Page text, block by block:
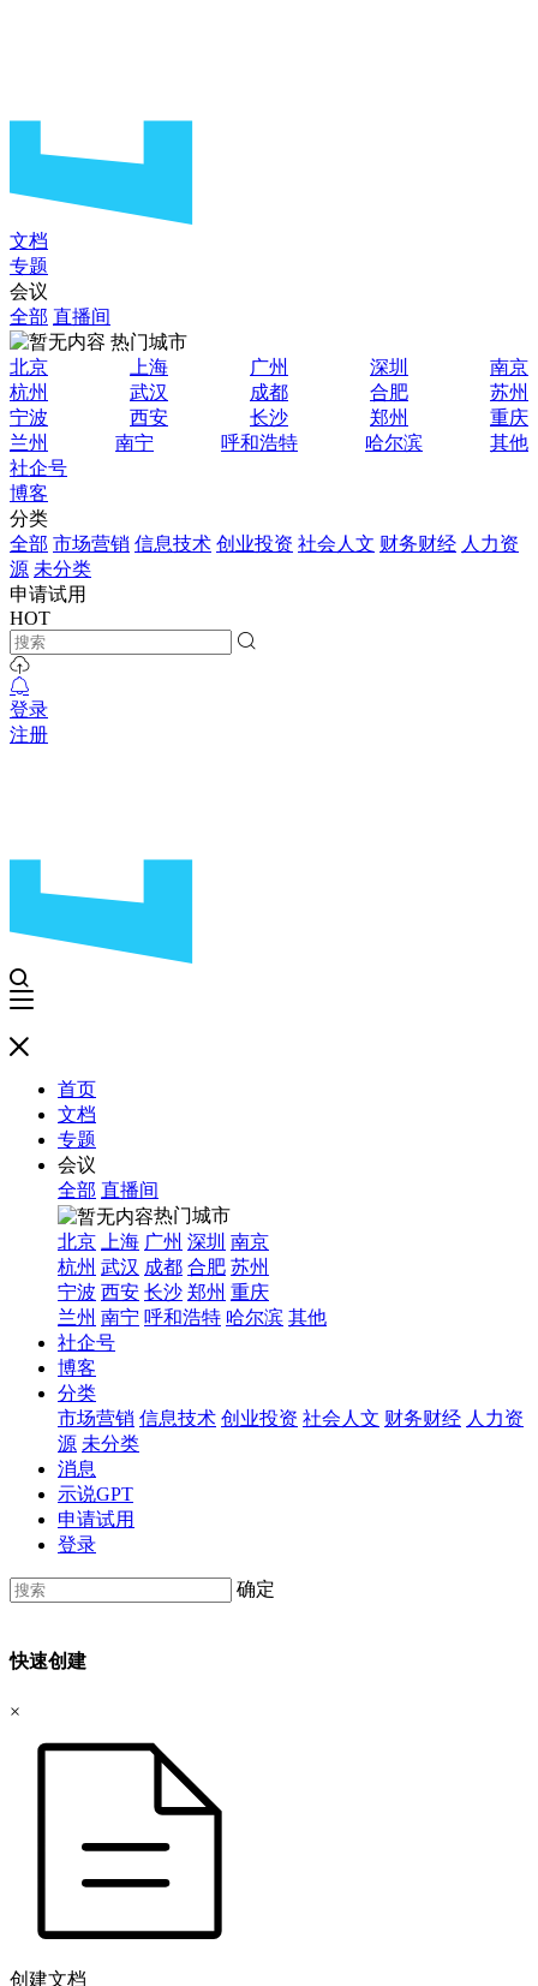
文档
专题
会议
全部 直播间
热门城市
北京
上海 广州 深圳
南京
杭州
武汉 成都 合肥
苏州
宁波
西安 长沙 郑州
重庆
兰州
南宁 呼和浩特 哈尔滨
其他
社企号
博客
分类
全部 市场营销 信息技术 创业投资 社会人文 财务财经 人力资
源 未分类
申请试用
HOT
登录
注册
首页
文档
专题
会议
全部 直播间
热门城市
北京
上海 广州 深圳 南京
杭州 武汉 成都 合肥 苏州
宁波 西安 长沙 郑州 重庆
兰州 南宁 呼和浩特 哈尔滨 其他
社企号
博客
分类
市场营销 信息技术 创业投资 社会人文 财务财经 人力资
源 未分类
消息
示说GPT
申请试用
登录
确定
快速创建
×
创建文档